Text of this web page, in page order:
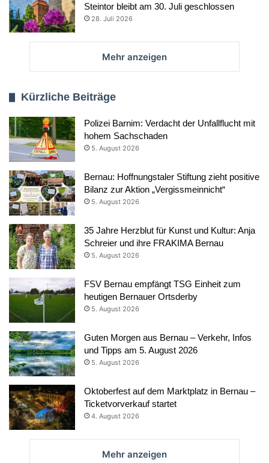
Steintor bleibt am 30. Juli geschlossen
28. Juli 2026
Mehr anzeigen
Kürzliche Beiträge
Polizei Barnim: Verdacht der Unfallflucht mit
hohem Sachschaden
5. August 2026
Bernau: Hoffnungstaler Stiftung zieht positive
Bilanz zur Aktion „Vergissmeinnicht“
5. August 2026
35 Jahre Herzblut für Kunst und Kultur: Anja
Schreier und ihre FRAKIMA Bernau
5. August 2026
FSV Bernau empfängt TSG Einheit zum
heutigen Bernauer Ortsderby
5. August 2026
Guten Morgen aus Bernau – Verkehr, Infos
und Tipps am 5. August 2026
5. August 2026
Oktoberfest auf dem Marktplatz in Bernau –
Ticketvorverkauf startet
4. August 2026
Mehr anzeigen